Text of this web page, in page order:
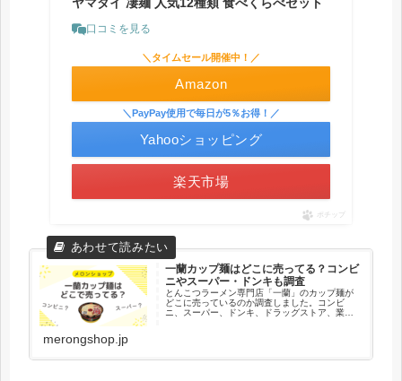
ヤマダイ 凄麺 人気12種類 食べくらべセット
口コミを見る
＼タイムセール開催中！／
Amazon
楽天市場
＼PayPay使用で毎日が5％お得！／
Yahooショッピング
ポチップ
一蘭カップ麺はどこに売ってる？コンビ
ニやスーパー・ドンキも調査
とんこつラーメン専門店「一蘭」のカップ麺が
どこに売っているのか調査しました。コンビ
ニ、スーパー、ドンキ、ドラッグストア、業務
merongshop.jp